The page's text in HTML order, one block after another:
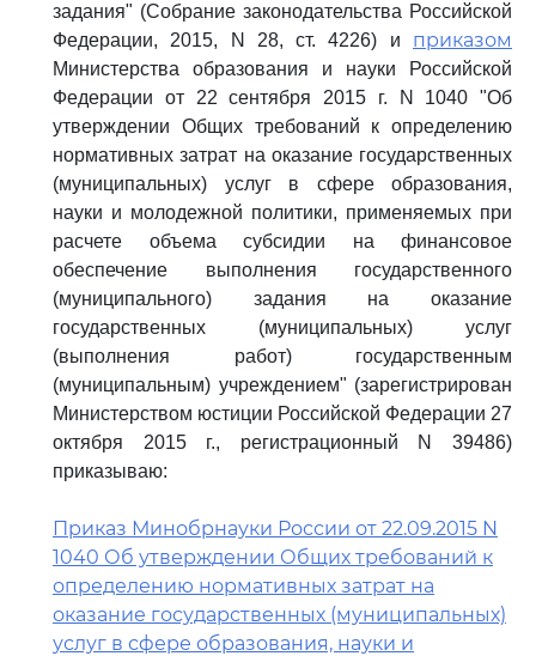
задания" (Собрание законодательства Российской
Федерации, 2015, N 28, ст. 4226) и приказом
Министерства образования и науки Российской
Федерации от 22 сентября 2015 г. N 1040 "Об
утверждении Общих требований к определению
нормативных затрат на оказание государственных
(муниципальных) услуг в сфере образования,
науки и молодежной политики, применяемых при
расчете объема субсидии на финансовое
обеспечение выполнения государственного
(муниципального) задания на оказание
государственных (муниципальных) услуг
(выполнения работ) государственным
(муниципальным) учреждением" (зарегистрирован
Министерством юстиции Российской Федерации 27
октября 2015 г., регистрационный N 39486)
приказываю:
Приказ Минобрнауки России от 22.09.2015 N
1040 Об утверждении Общих требований к
определению нормативных затрат на
оказание государственных (муниципальных)
услуг в сфере образования, науки и